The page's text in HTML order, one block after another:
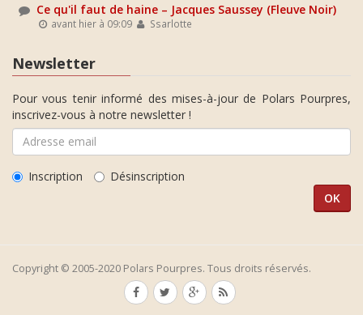
Ce qu'il faut de haine – Jacques Saussey (Fleuve Noir)
avant hier à 09:09 Ssarlotte
Newsletter
Pour vous tenir informé des mises-à-jour de Polars Pourpres,
inscrivez-vous à notre newsletter !
Inscription Désinscription
Copyright © 2005-2020 Polars Pourpres. Tous droits réservés.